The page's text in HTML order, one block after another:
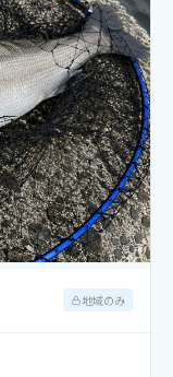
地域のみ